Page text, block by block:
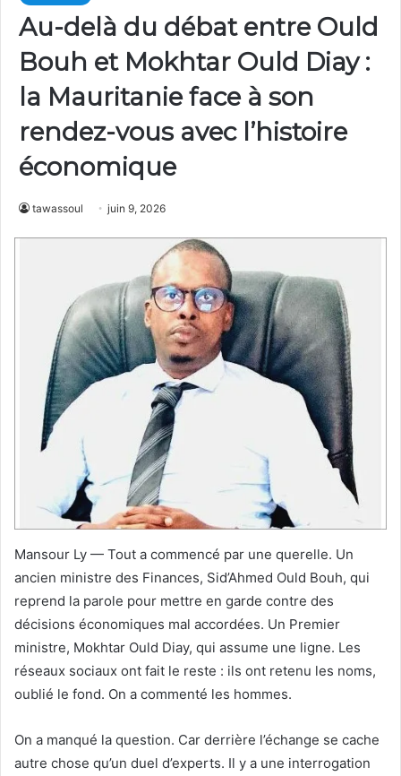
Au-delà du débat entre Ould
Bouh et Mokhtar Ould Diay :
la Mauritanie face à son
rendez-vous avec l’histoire
économique
tawassoul juin 9, 2026
Mansour Ly — Tout a commencé par une querelle. Un
ancien ministre des Finances, Sid’Ahmed Ould Bouh, qui
reprend la parole pour mettre en garde contre des
décisions économiques mal accordées. Un Premier
ministre, Mokhtar Ould Diay, qui assume une ligne. Les
réseaux sociaux ont fait le reste : ils ont retenu les noms,
oublié le fond. On a commenté les hommes.
On a manqué la question. Car derrière l’échange se cache
autre chose qu’un duel d’experts. Il y a une interrogation